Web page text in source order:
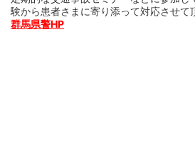
験から患者さまに寄り添って対応させて
群馬県警HP